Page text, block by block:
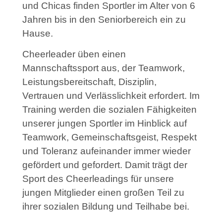
und Chicas finden Sportler im Alter von 6
Jahren bis in den Seniorbereich ein zu
Hause.
Cheerleader üben einen
Mannschaftssport aus, der Teamwork,
Leistungsbereitschaft, Disziplin,
Vertrauen und Verlässlichkeit erfordert. Im
Training werden die sozialen Fähigkeiten
unserer jungen Sportler im Hinblick auf
Teamwork, Gemeinschaftsgeist, Respekt
und Toleranz aufeinander immer wieder
gefördert und gefordert. Damit trägt der
Sport des Cheerleadings für unsere
jungen Mitglieder einen großen Teil zu
ihrer sozialen Bildung und Teilhabe bei.